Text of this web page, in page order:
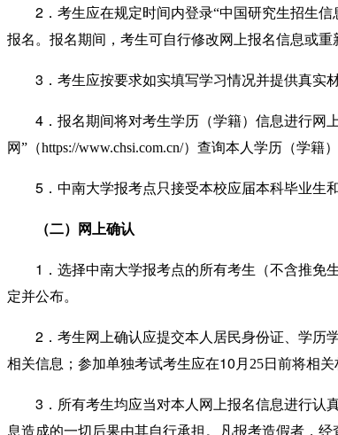
2 ．考生应在规定时间内登录“中国研究生招生信
报名。报名期间，考生可自行修改网上报名信息或重
3 ．考生应按要求如实填写学习情况并提供真实
4 ．报名期间将对考生学历（学籍）信息进行
网” （https://www.chsi.com.cn/）查询本人学历（学籍）
5 ． 中南大学报考点只接受本校应届本科毕业生
（二）网上确认
1 ．选择中南大学报考点的所有考生（不含推免
定并公布。
2 ．考生网上确认应提交本人居民身份证、学历
相关信息 ； 参加单独考试考生应在10 月 25日 前将相关
3 ．所有考生均应当对本人网上报名信息进行
息造成的一切后果由其自行承担。凡报考造假者， 经